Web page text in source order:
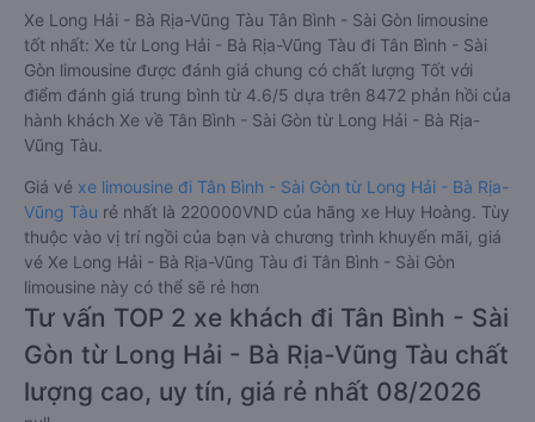
Xe Long Hải - Bà Rịa-Vũng Tàu Tân Bình - Sài Gòn limousine
tốt nhất: Xe từ Long Hải - Bà Rịa-Vũng Tàu đi Tân Bình - Sài
Gòn limousine được đánh giá chung có chất lượng Tốt với
điểm đánh giá trung bình từ 4.6/5 dựa trên 8472 phản hồi của
hành khách Xe về Tân Bình - Sài Gòn từ Long Hải - Bà Rịa-
Vũng Tàu.
Giá vé xe limousine đi Tân Bình - Sài Gòn từ Long Hải - Bà Rịa-
Vũng Tàu rẻ nhất là 220000VND của hãng xe Huy Hoàng. Tùy
thuộc vào vị trí ngồi của bạn và chương trình khuyến mãi, giá
vé Xe Long Hải - Bà Rịa-Vũng Tàu đi Tân Bình - Sài Gòn
limousine này có thể sẽ rẻ hơn
Tư vấn TOP 2 xe khách đi Tân Bình - Sài
Gòn từ Long Hải - Bà Rịa-Vũng Tàu chất
lượng cao, uy tín, giá rẻ nhất 08/2026